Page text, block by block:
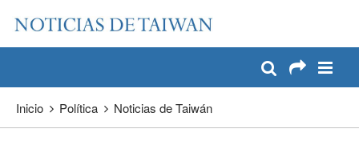
Pase a contenido principal
Inicio Política Noticias de Taiwán